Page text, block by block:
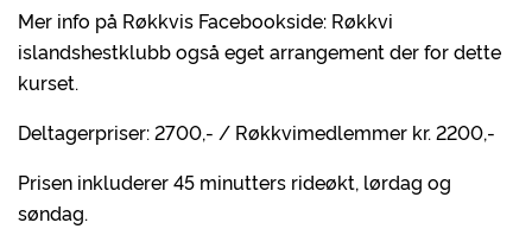
Mer info på Røkkvis Facebookside: Røkkvi
islandshestklubb også eget arrangement der for dette
kurset.
Deltagerpriser: 2700,- / Røkkvimedlemmer kr. 2200,-
Prisen inkluderer 45 minutters rideøkt, lørdag og
søndag.